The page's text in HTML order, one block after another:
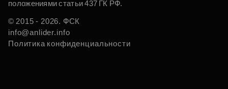
положениями статьи 437 ГК РФ.
© 2015 - 2026. ФСК
info@anlider.info
Политика конфиденциальности